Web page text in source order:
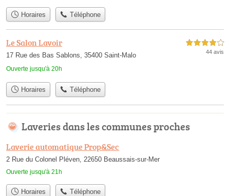
Horaires Téléphone
Le Salon Lavoir
17 Rue des Bas Sablons, 35400 Saint-Malo
Ouverte jusqu'à 20h
4,0 étoiles sur 5
44 avis
Horaires Téléphone
Laveries dans les communes proches
Laverie automatique Prop&Sec
2 Rue du Colonel Pléven, 22650 Beaussais-sur-Mer
Ouverte jusqu'à 21h
Horaires Téléphone